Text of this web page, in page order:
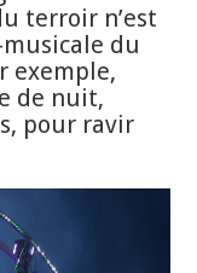
terroir n’est
du
exemple,
de nuit,
pour ravir